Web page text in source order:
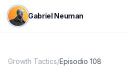
Gabriel Neuman
Growth Tactics/Episodio 108